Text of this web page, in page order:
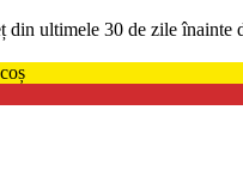
din ultimele 30 de zile înainte